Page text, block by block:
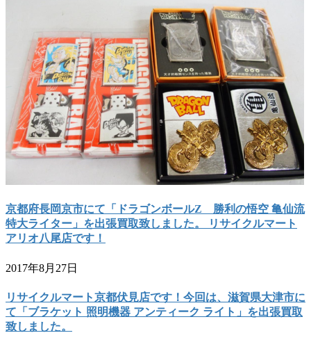
京都府長岡京市にて「ドラゴンボールZ 勝利の悟空 亀仙流
特大ライター」を出張買取致しました。 リサイクルマート
アリオ八尾店です！
2017年8月27日
リサイクルマート京都伏見店です！今回は、滋賀県大津市に
て「ブラケット 照明機器 アンティーク ライト」を出張買取
致しました。